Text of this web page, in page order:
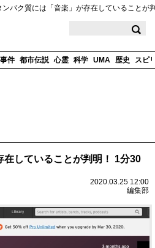
ンパク質には「音楽」が存在していることが
事件 都市伝説 心霊 科学 UMA 歴史 スピ
在していることが判明！ 1分30
2020.03.25 12:00
編集部